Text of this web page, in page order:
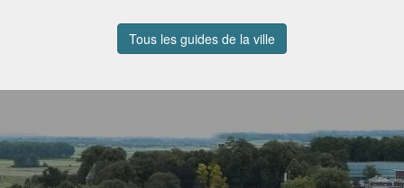
Tous les guides de la ville